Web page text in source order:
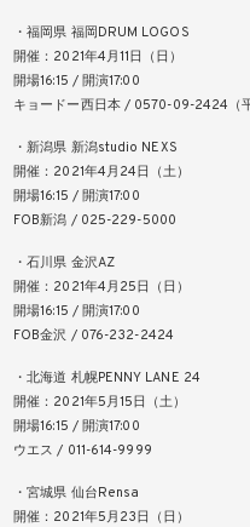
・福岡県 福岡DRUM LOGOS
開催：2021年4月11日（日）
開場16:15 / 開演17:00
キョードー西日本 / 0570-09-2424（平
・新潟県 新潟studio NEXS
開催：2021年4月24日（土）
開場16:15 / 開演17:00
FOB新潟 / 025-229-5000
・石川県 金沢AZ
開催：2021年4月25日（日）
開場16:15 / 開演17:00
FOB金沢 / 076-232-2424
・北海道 札幌PENNY LANE 24
開催：2021年5月15日（土）
開場16:15 / 開演17:00
ウエス / 011-614-9999
・宮城県 仙台Rensa
開催：2021年5月23日（日）